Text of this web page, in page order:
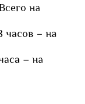
на
часов – на
– на